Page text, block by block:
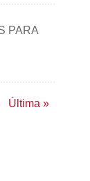
PARA
Última
Última »